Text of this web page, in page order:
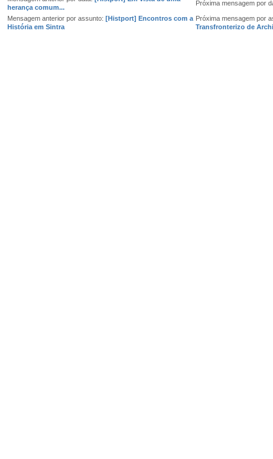
herança comum...
Próxima mensagem por
Mensagem anterior por assunto: [Histport] Encontros com a
História em Sintra
Próxima mensagem por
Transfronterizo de